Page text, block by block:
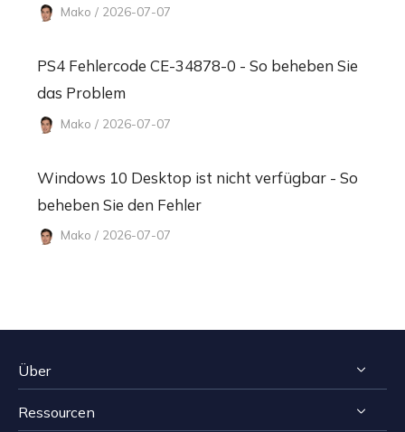
Mako / 2026-07-07
PS4 Fehlercode CE-34878-0 - So beheben Sie
das Problem
Mako / 2026-07-07
Windows 10 Desktop ist nicht verfügbar - So
beheben Sie den Fehler
Mako / 2026-07-07
Über
Impressum
Ressourcen